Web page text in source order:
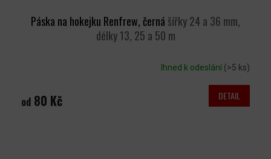
Páska na hokejku Renfrew, černá šířky 24 a 36 mm,
délky 13, 25 a 50 m
Ihned k odeslání (>5 ks)
od 80 Kč DETAIL